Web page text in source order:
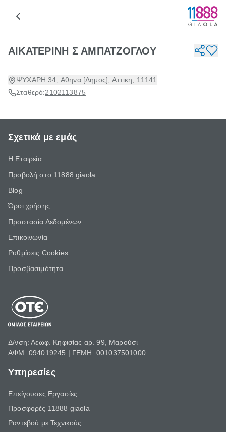
ΑΙΚΑΤΕΡΙΝΗ Σ ΑΜΠΑΤΖΟΓΛΟΥ
ΨΥΧΑΡΗ 34, Αθηνα [Δημος], Αττικη, 11141
Σταθερό:2102113875
Σχετικά με εμάς
Η Εταιρεία
Προβολή στο 11888 giaola
Blog
Όροι χρήσης
Προστασία Δεδομένων
Επικοινωνία
Ρυθμίσεις Cookies
Προσβασιμότητα
Δ/νση: Λεωφ. Κηφισίας αρ. 99, Μαρούσι
ΑΦΜ: 094019245 | ΓΕΜΗ: 001037501000
Υπηρεσίες
Επείγουσες Εργασίες
Προσφορές 11888 giaola
Ραντεβού με Τεχνικούς